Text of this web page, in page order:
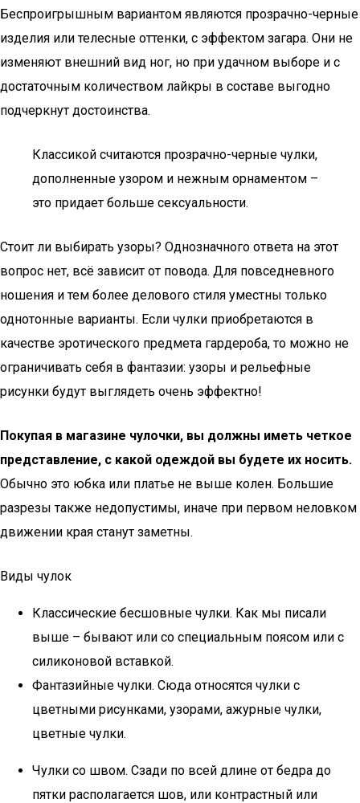
Беспроигрышным вариантом являются прозрачно-черные
изделия или телесные оттенки, с эффектом загара. Они не
изменяют внешний вид ног, но при удачном выборе и с
достаточным количеством лайкры в составе выгодно
подчеркнут достоинства.
Классикой считаются прозрачно-черные чулки,
дополненные узором и нежным орнаментом –
это придает больше сексуальности.
Стоит ли выбирать узоры? Однозначного ответа на этот
вопрос нет, всё зависит от повода. Для повседневного
ношения и тем более делового стиля уместны только
однотонные варианты. Если чулки приобретаются в
качестве эротического предмета гардероба, то можно не
ограничивать себя в фантазии: узоры и рельефные
рисунки будут выглядеть очень эффектно!
Покупая в магазине чулочки, вы должны иметь четкое
представление, с какой одеждой вы будете их носить.
Обычно это юбка или платье не выше колен. Большие
разрезы также недопустимы, иначе при первом неловком
движении края станут заметны.
Виды чулок
Классические бесшовные чулки. Как мы писали
выше – бывают или со специальным поясом или с
силиконовой вставкой.
Фантазийные чулки. Сюда относятся чулки с
цветными рисунками, узорами, ажурные чулки,
цветные чулки.
Чулки со швом. Сзади по всей длине от бедра до
пятки располагается шов, или контрастный или